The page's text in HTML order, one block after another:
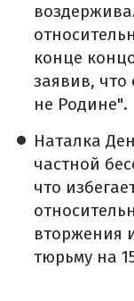
конце
заявив, что
не Родине".
Наталка
частной
что
вторжения
тюрьму на